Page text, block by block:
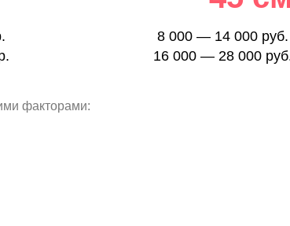
8 000 — 14 000 руб.
16 000 — 28 000
факторами: